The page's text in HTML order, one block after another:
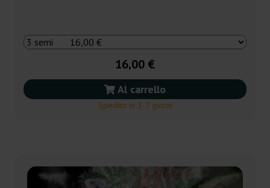
16,00 €
Al carrello
Spedito in 3-7 giorni